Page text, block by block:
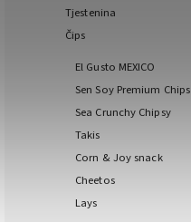
Tjestenina
Čips
El Gusto MEXICO
Sen Soy Premium Chips
Sea Crunchy Chipsy
Takis
Corn & Joy snack
Cheetos
Lays